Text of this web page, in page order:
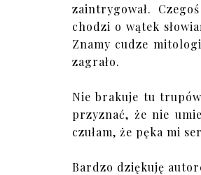
zaintrygował.
chodzi o wątek
Znamy cudze
zagrało.
Nie brakuje tu
przyznać, że nie
czułam, że pęka mi
Bardzo dziękuję